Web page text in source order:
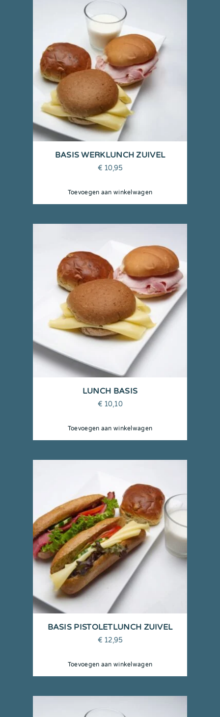
BASIS WERKLUNCH ZUIVEL
€ 10,95
Toevoegen aan winkelwagen
LUNCH BASIS
€ 10,10
Toevoegen aan winkelwagen
BASIS PISTOLETLUNCH ZUIVEL
€ 12,95
Toevoegen aan winkelwagen